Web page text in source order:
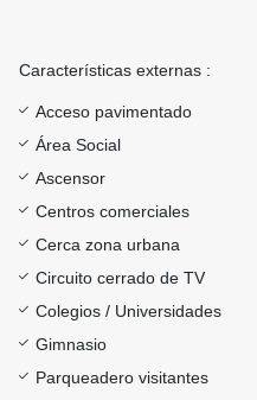
Características externas :
Acceso pavimentado
Área Social
Ascensor
Centros comerciales
Cerca zona urbana
Circuito cerrado de TV
Colegios / Universidades
Gimnasio
Parqueadero visitantes